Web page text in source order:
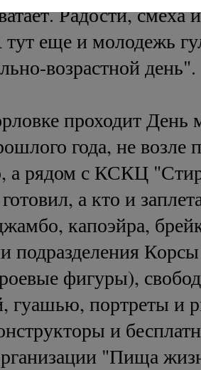
Радости, смеха
еще и молодежь
возрастной день".
проходит День
года, не возле
а рядом с КСКЦ
а кто и
капоэйра,
подразделения
фигуры),
гуашью, портреты и
и
"Пища